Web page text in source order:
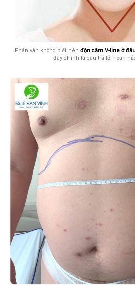
Phân vân không biết nên độn cằm V-line ở
đây chính là câu trả lời hoàn